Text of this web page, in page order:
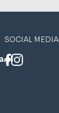
SOCIAL MEDIA